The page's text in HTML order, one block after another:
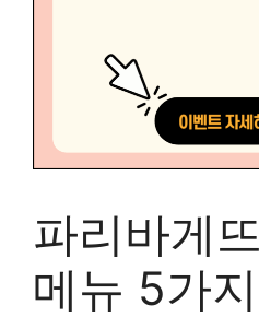
파리바게
메뉴 5가